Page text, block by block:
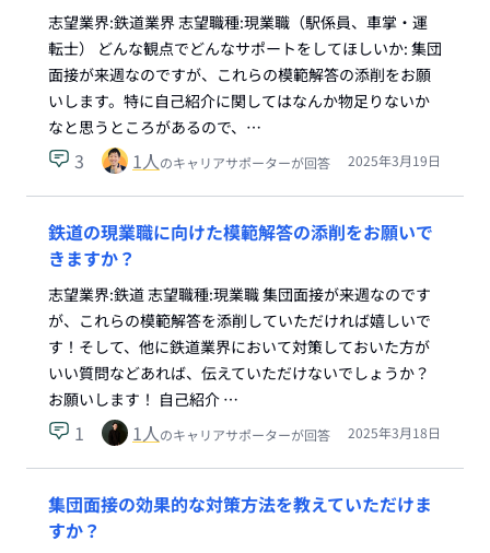
志望業界:鉄道業界 志望職種:現業職（駅係員、車掌・運
転士） どんな観点でどんなサポートをしてほしいか: 集団
面接が来週なのですが、これらの模範解答の添削をお願
いします。特に自己紹介に関してはなんか物足りないか
なと思うところがあるので、…
3 1人のキャリアサポーターが回答 2025年3月19日
鉄道の現業職に向けた模範解答の添削をお願いで
きますか？
志望業界:鉄道 志望職種:現業職 集団面接が来週なのです
が、これらの模範解答を添削していただければ嬉しいで
す！そして、他に鉄道業界において対策しておいた方が
いい質問などあれば、伝えていただけないでしょうか？
お願いします！ 自己紹介 …
1 1人のキャリアサポーターが回答 2025年3月18日
集団面接の効果的な対策方法を教えていただけま
すか？